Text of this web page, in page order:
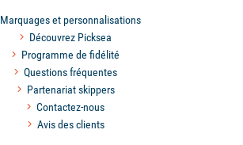
Marquages et personnalisations
Découvrez Picksea
Programme de fidélité
Questions fréquentes
Partenariat skippers
Contactez-nous
Avis des clients